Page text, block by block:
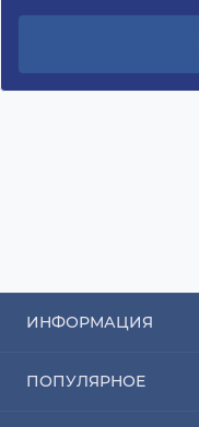
ИНФОРМАЦИЯ
Оплата
ПОПУЛЯРНОЕ